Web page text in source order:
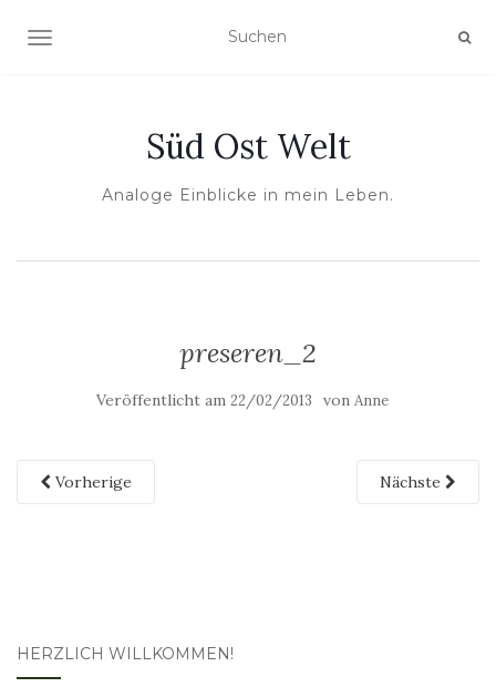
NAVIGATION UMSCHALTEN
Süd Ost Welt
Analoge Einblicke in mein Leben.
preseren_2
Veröffentlicht am 22/02/2013 von Anne
Vorherige Nächste
HERZLICH WILLKOMMEN!